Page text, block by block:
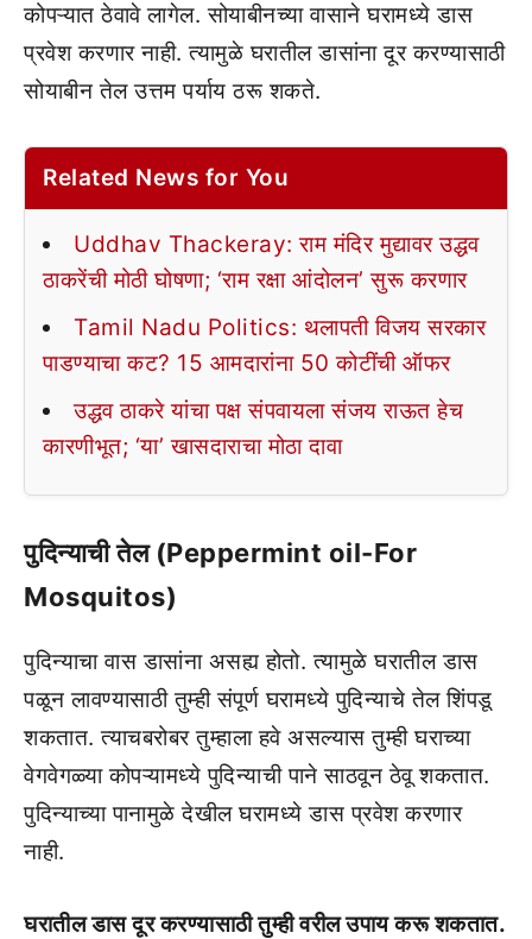
कोपऱ्यात ठेवावे लागेल. सोयाबीनच्या वासाने घरामध्ये डास
प्रवेश करणार नाही. त्यामुळे घरातील डासांना दूर करण्यासाठी
सोयाबीन तेल उत्तम पर्याय ठरू शकते.
Related News for You
Uddhav Thackeray: राम मंदिर मुद्यावर उद्धव
ठाकरेंची मोठी घोषणा; ‘राम रक्षा आंदोलन’ सुरू करणार
Tamil Nadu Politics: थलापती विजय सरकार
पाडण्याचा कट? 15 आमदारांना 50 कोटींची ऑफर
उद्धव ठाकरे यांचा पक्ष संपवायला संजय राऊत हेच
कारणीभूत; ‘या’ खासदाराचा मोठा दावा
पुदिन्याची तेल (Peppermint oil-For
Mosquitos)
पुदिन्याचा वास डासांना असह्य होतो. त्यामुळे घरातील डास
पळून लावण्यासाठी तुम्ही संपूर्ण घरामध्ये पुदिन्याचे तेल शिंपडू
शकतात. त्याचबरोबर तुम्हाला हवे असल्यास तुम्ही घराच्या
वेगवेगळ्या कोपऱ्यामध्ये पुदिन्याची पाने साठवून ठेवू शकतात.
पुदिन्याच्या पानामुळे देखील घरामध्ये डास प्रवेश करणार
नाही.
घरातील डास दूर करण्यासाठी तुम्ही वरील उपाय करू शकतात.